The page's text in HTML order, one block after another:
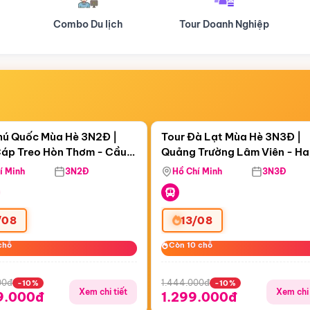
Tour Doanh Nghiệp Du lịch Hành Hương
20:10:58
Treo Hòn Thơm
Quốc Mùa Hè 3N2Đ |
Treo Hòn Thơm - Cầu
Viên Nước Aquatopia
Minh 3N2Đ
-10%
Xem chi tiết
Còn05 ngày 20:10:58
Tour Đà Lạt Mùa Hè 3N3Đ |
Quảng Trường Lâm Viên -
Hill - Puppy Farm
Hồ Chí Minh 3N3Đ
13/08
Còn 10 chỗ
Còn 10 chỗ
1.444.000đ -10%
1.299.000đ Xem